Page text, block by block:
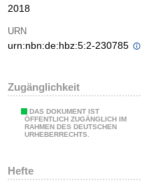
2018
URN
urn:nbn:de:hbz:5:2-230785
Zugänglichkeit
DAS DOKUMENT IST
ÖFFENTLICH ZUGÄNGLICH IM
RAHMEN DES DEUTSCHEN
URHEBERRECHTS.
Hefte